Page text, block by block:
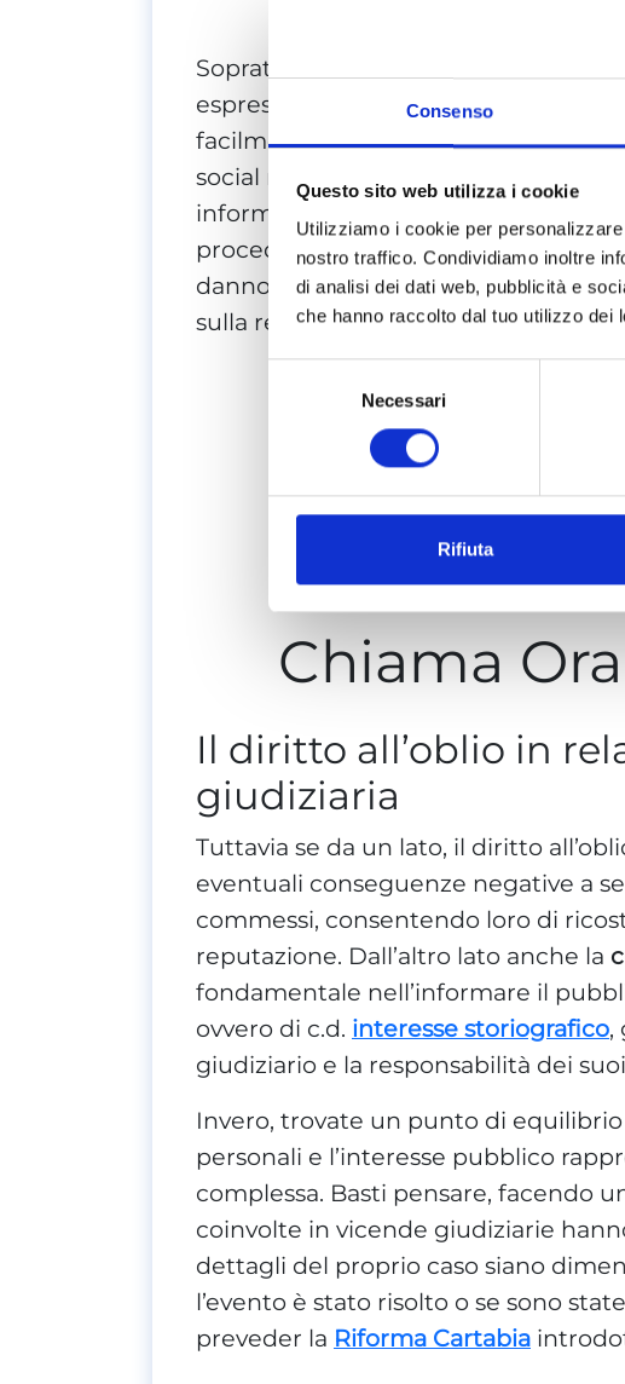
Consenso
Questo sito web utilizza i cookie
Utilizziamo i cookie per
nostro traffico. Condividiamo inoltre
di analisi dei dati web, pubblicità e
che hanno raccolto dal tuo utilizzo dei
Necessari
Rifiuta
Sopratutto nell’epoca odierna, la
espressione è amplificata dal
facilmente accessibili, archiviate e
social media hanno un ruolo
informazioni personali, anche
procedimento penale. Ciò significa
dannose possono essere
sulla reputazione e sulla vita delle
i Dati
Chiama
Il diritto all’oblio in
giudiziaria
Tuttavia se da un lato, il diritto
eventuali conseguenze negative a
commessi, consentendo loro di
reputazione. Dall’altro lato anche la
fondamentale nell’informare il
ovvero di c.d. interesse storiografico,
giudiziario e la responsabilità dei
Invero, trovate un punto di
personali e l’interesse pubblico
complessa. Basti pensare, facendo
coinvolte in vicende giudiziarie
dettagli del proprio caso siano
l’evento è stato risolto o se sono
preveder la Riforma Cartabia